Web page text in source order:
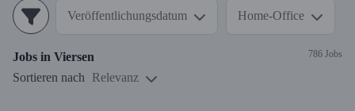
Veröffentlichungsdatum Home-Office
Jobs in Viersen 786 Jobs
Sortieren nach Relevanz